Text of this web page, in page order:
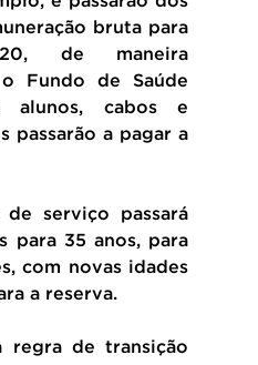
bruta para
de maneira
o Fundo de Saúde
alunos, cabos e
passarão a pagar a
serviço passará
para 35 anos, para
com novas idades
a reserva.
regra de transição